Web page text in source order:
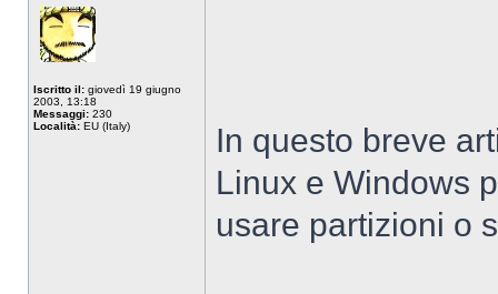
Iscritto il: giovedì 19 giugno
2003, 13:18
Messaggi: 230
Località: EU (Italy)
In questo breve
Linux e Windows
usare partizioni o